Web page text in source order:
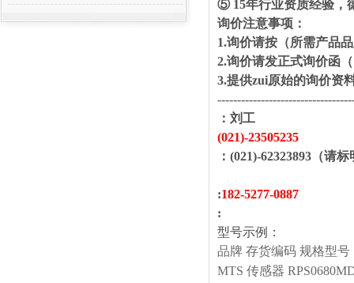
⑤ 15年行业资质经验，
询价注意事项：
1.询价请按（所需产
2.询价请发正式询价
3.提供zui原始的询价资
： 刘工
(021)-23505235
：(021)-62323893（请
:182-5277-0887
:
型号示例：
品牌 存货编码 规格型号
MTS 传感器